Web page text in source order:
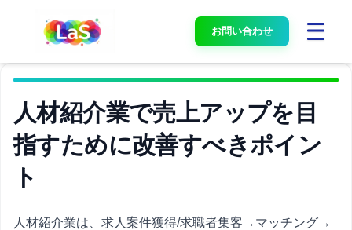
お問い合わせ
人材紹介業で売上アップを目
指すために改善すべきポイン
ト
人材紹介業は、求人案件獲得/求職者集客→マッチング→